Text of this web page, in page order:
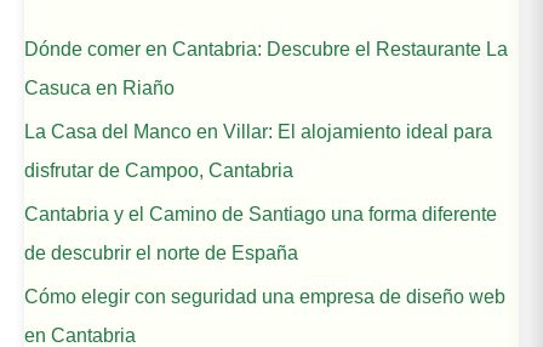
Dónde comer en Cantabria: Descubre el Restaurante La
Casuca en Riaño
La Casa del Manco en Villar: El alojamiento ideal para
disfrutar de Campoo, Cantabria
Cantabria y el Camino de Santiago una forma diferente
de descubrir el norte de España
Cómo elegir con seguridad una empresa de diseño web
en Cantabria